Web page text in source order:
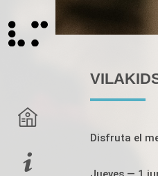
Disfruta el